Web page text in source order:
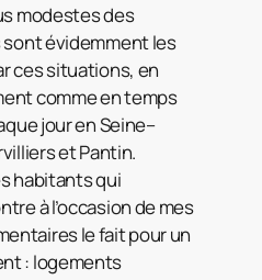
modestes des
évidemment les
ces situations, en
comme en temps
jour en Seine–
et Pantin.
habitants qui
à l’occasion de mes
le fait pour un
: logements